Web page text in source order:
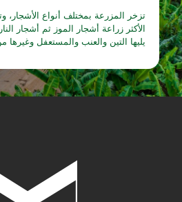
تزخر المزرعة بمختلف أنواع الأشجار،
الأكثر زراعة أشجار الموز ثم أشجار
يليها التين والعنب والمستعفل وغيرها